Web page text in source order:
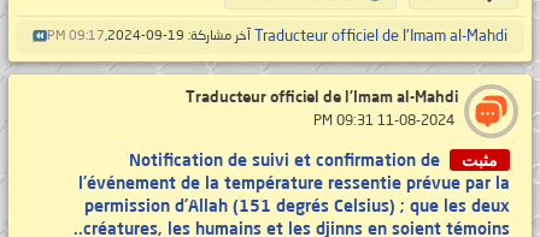
Traducteur officiel de l'Imam al-Mahdi آخر مشاركة: 19-09-2024, 09:17 PM
Traducteur officiel de l'Imam al-Mahdi
مثبت
Notification de suivi et confirmation de
l'événement de la température ressentie prévue par la
permission d'Allah (151 degrés Celsius) ; que les deux
créatures, les humains et les djinns en soient témoins..